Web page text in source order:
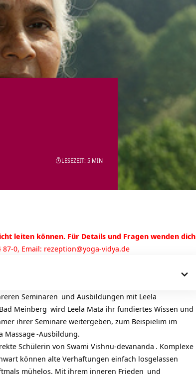
LESEZEIT: 5 MIN
leiten können. Für Details und Fragen wenden dich
87-0, Email: rezeption@yoga-vidya.de
Seminaren und Ausbildungen mit Leela
Meinberg wird Leela Mata ihr fundiertes Wissen und
ihrer Seminare weitergeben, zum Beispielim im
Massage-Ausbildung.
Schülerin von Swami Vishnu-devananda . Komplexe
können alte Verhaftungen einfach losgelassen
mühelos. Mit ihrem inneren Frieden und